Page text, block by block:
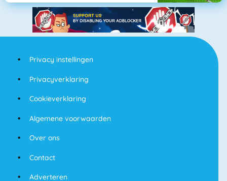
Privacy instellingen
Privacyverklaring
Cookieverklaring
Algemene voorwaarden
Over ons
Contact
Adverteren